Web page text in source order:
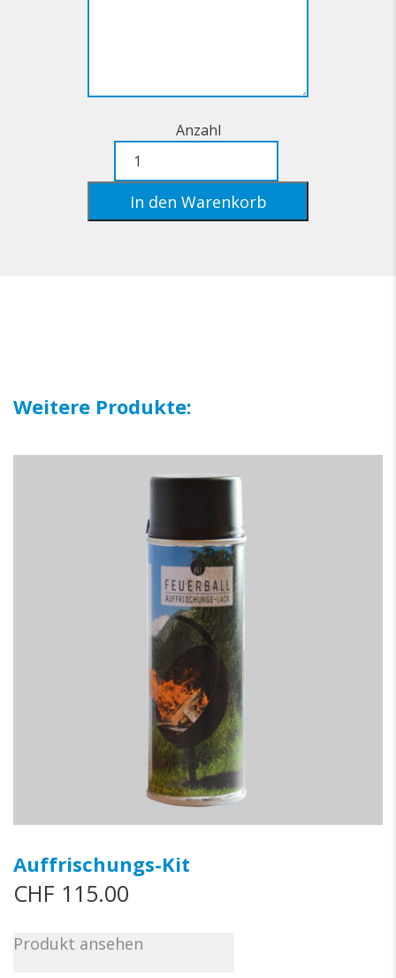
Anzahl
zum
Feuerball
(schwarz)
In den Warenkorb
Weitere Produkte:
Auffrischungs-Kit
CHF 115.00
Produkt ansehen